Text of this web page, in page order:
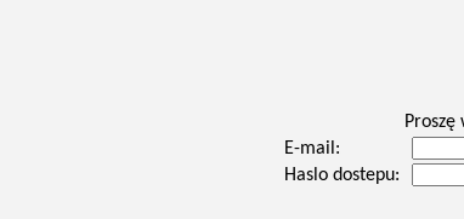
E-mail:
Haslo dostepu: